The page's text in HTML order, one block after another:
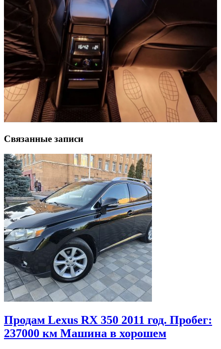
Связанные записи
Продам Lexus RX 350 2011 год. Пробег:
237000 км Машина в хорошем